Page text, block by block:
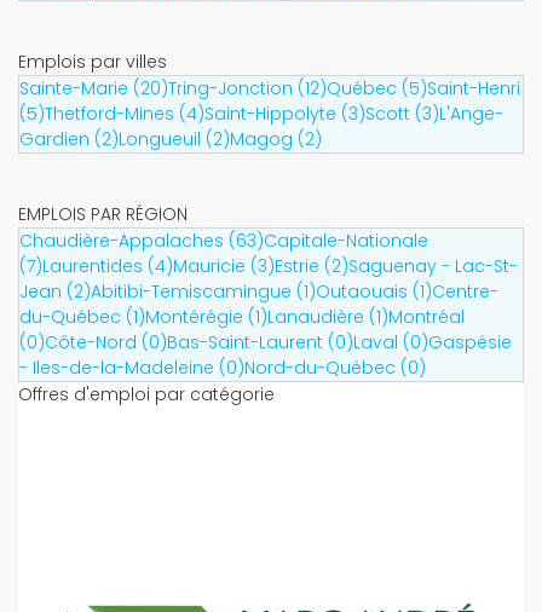
Emplois par villes
Sainte-Marie (20)Tring-Jonction (12)Québec (5)Saint-Henri
(5)Thetford-Mines (4)Saint-Hippolyte (3)Scott (3)L'Ange-
Gardien (2)Longueuil (2)Magog (2)
EMPLOIS PAR RÉGION
Chaudière-Appalaches (63)Capitale-Nationale
(7)Laurentides (4)Mauricie (3)Estrie (2)Saguenay - Lac-St-
Jean (2)Abitibi-Temiscamingue (1)Outaouais (1)Centre-
du-Québec (1)Montérégie (1)Lanaudière (1)Montréal
(0)Côte-Nord (0)Bas-Saint-Laurent (0)Laval (0)Gaspésie
- Iles-de-la-Madeleine (0)Nord-du-Québec (0)
Offres d'emploi par catégorie